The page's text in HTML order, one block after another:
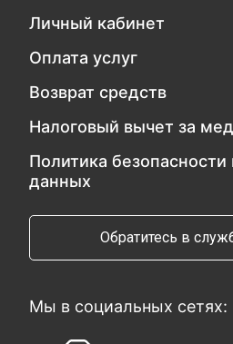
Личный кабинет
Оплата услуг
Возврат средств
Налоговый вычет за
Политика
данных
Обратитесь в
Мы в социальных сетях: